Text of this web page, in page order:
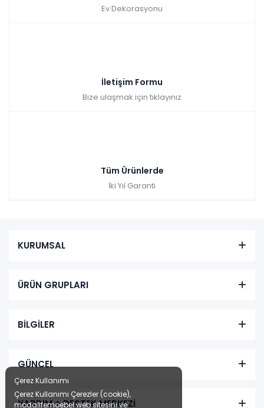
Ev Dekorasyonu
İletişim Formu
Bize ulaşmak için tıklayınız
Tüm Ürünlerde
İki Yıl Garanti
KURUMSAL
ÜRÜN GRUPLARI
BİLGİLER
GÜNCEL
YARDIM + DESTEK MERKEZİ
Çerez Kullanımı
Çerez Kullanımı Çerezler (cookie),
modalifemoebel web sitesini ve